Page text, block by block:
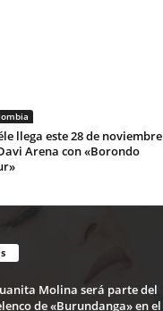
llega este 28 de noviembre
Arena con «Borondo
Molina será parte del
de «Burundanga» en el